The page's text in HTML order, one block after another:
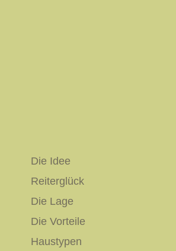
Die Idee
Reiterglück
Die Lage
Die Vorteile
Haustypen